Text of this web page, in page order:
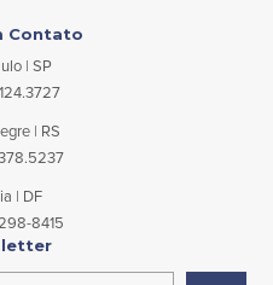
Contato
| SP
| RS
| DF
8415